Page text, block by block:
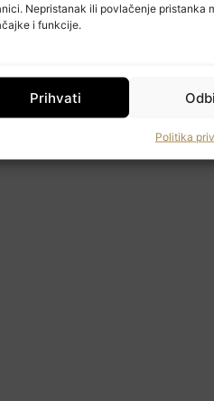
Nepristanak ili povlačenje pristanka
i funkcije.
Prihvati
Politika